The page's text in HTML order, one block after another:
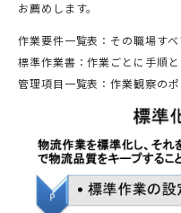
お薦めします。
作業要件一覧表：その職場す
標準作業書：作業ごとに手順
管理項目一覧表：作業観察の